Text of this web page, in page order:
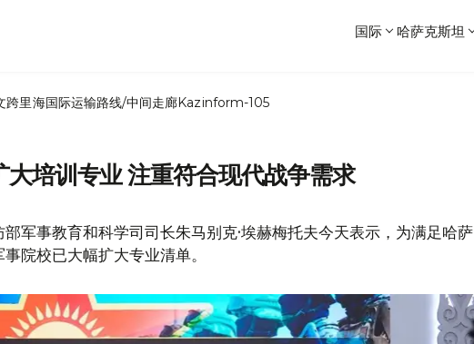
国际 哈萨克斯坦
跨里海国际运输路线/中间走廊Kazinform-105
培训专业 注重符合现代战争需求
部军事教育和科学司司长朱马别克·埃赫梅托夫今天表示，为满足哈萨
院校已大幅扩大专业清单。